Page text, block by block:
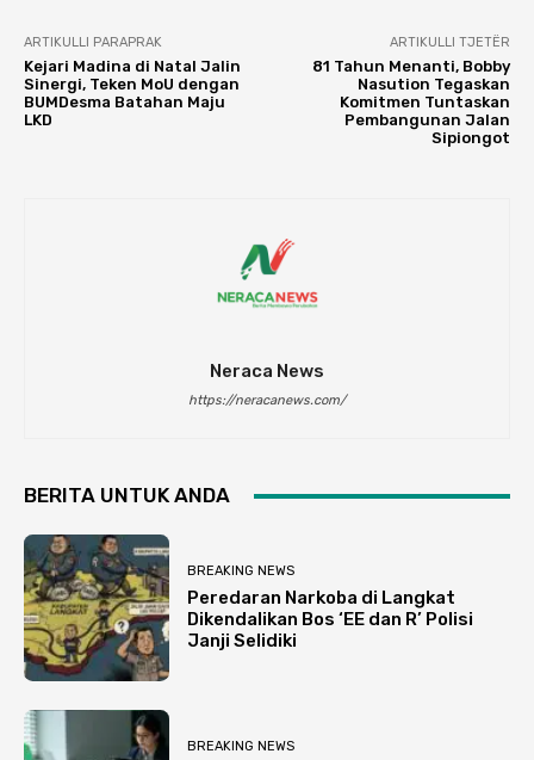
ARTIKULLI PARAPRAK
Kejari Madina di Natal Jalin
Sinergi, Teken MoU dengan
BUMDesma Batahan Maju
LKD
ARTIKULLI TJETËR
81 Tahun Menanti, Bobby
Nasution Tegaskan
Komitmen Tuntaskan
Pembangunan Jalan
Sipiongot
Neraca News
https://neracanews.com/
BERITA UNTUK ANDA
BREAKING NEWS
Peredaran Narkoba di Langkat
Dikendalikan Bos ‘EE dan R’ Polisi
Janji Selidiki
BREAKING NEWS